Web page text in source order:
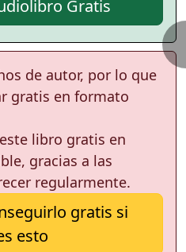
Gratis
de autor, por lo que
gratis en formato
libro gratis en
gracias a las
regularmente.
gratis si
esto